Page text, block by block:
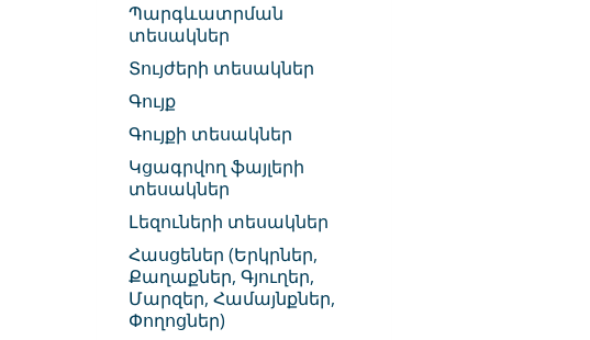
Պարգևատրման
տեսակներ
Տույժերի տեսակներ
Գույք
Գույքի տեսակներ
Կցագրվող ֆայլերի
տեսակներ
Լեզուների տեսակներ
Հասցեներ (Երկրներ,
Քաղաքներ, Գյուղեր,
Մարզեր, Համայնքներ,
Փողոցներ)